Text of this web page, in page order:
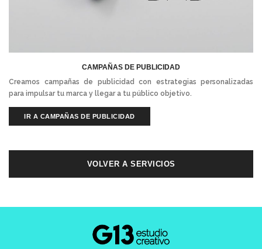
CAMPAÑAS DE PUBLICIDAD
Creamos campañas de publicidad con estrategias personalizadas
para impulsar tu marca y llegar a tu público objetivo.
IR A CAMPAÑAS DE PUBLICIDAD
VOLVER A SERVICIOS